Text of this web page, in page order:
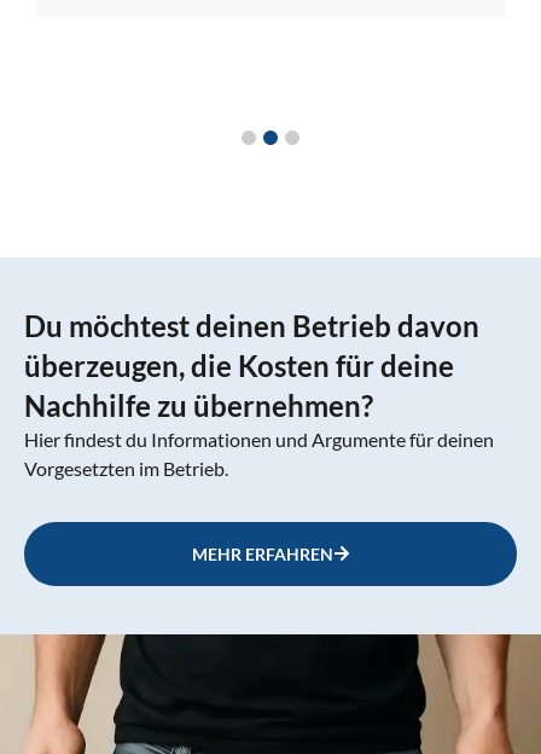
Du möchtest deinen Betrieb davon
überzeugen, die Kosten für deine
Nachhilfe zu übernehmen?
Hier findest du Informationen und Argumente für deinen
Vorgesetzten im Betrieb.
MEHR ERFAHREN